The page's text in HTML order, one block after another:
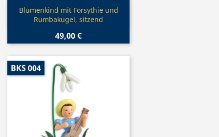
Vorschau
Blumenkind mit Forsythie und
Rumbakugel, sitzend
49,00 €
BKS 004